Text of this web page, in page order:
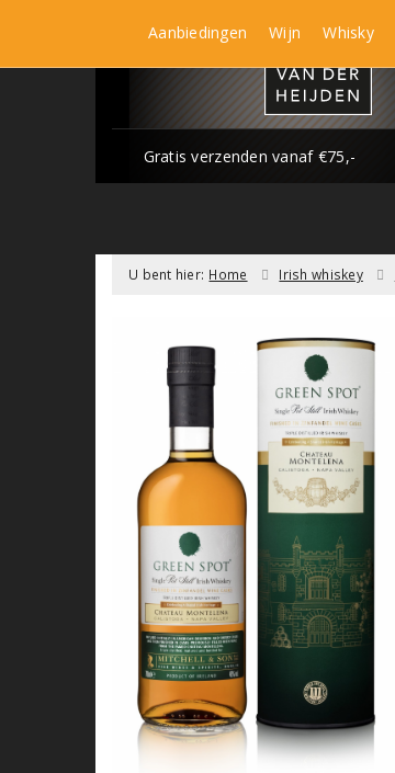
Gratis verzenden vanaf €75,-
Aanbiedingen Wijn Whisky
U bent hier: Home Irish whiskey